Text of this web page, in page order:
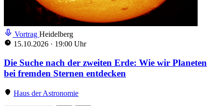
Vortrag Heidelberg
15.10.2026 · 19:00 Uhr
Die Suche nach der zweiten Erde: Wie wir Planeten
bei fremden Sternen entdecken
Haus der Astronomie